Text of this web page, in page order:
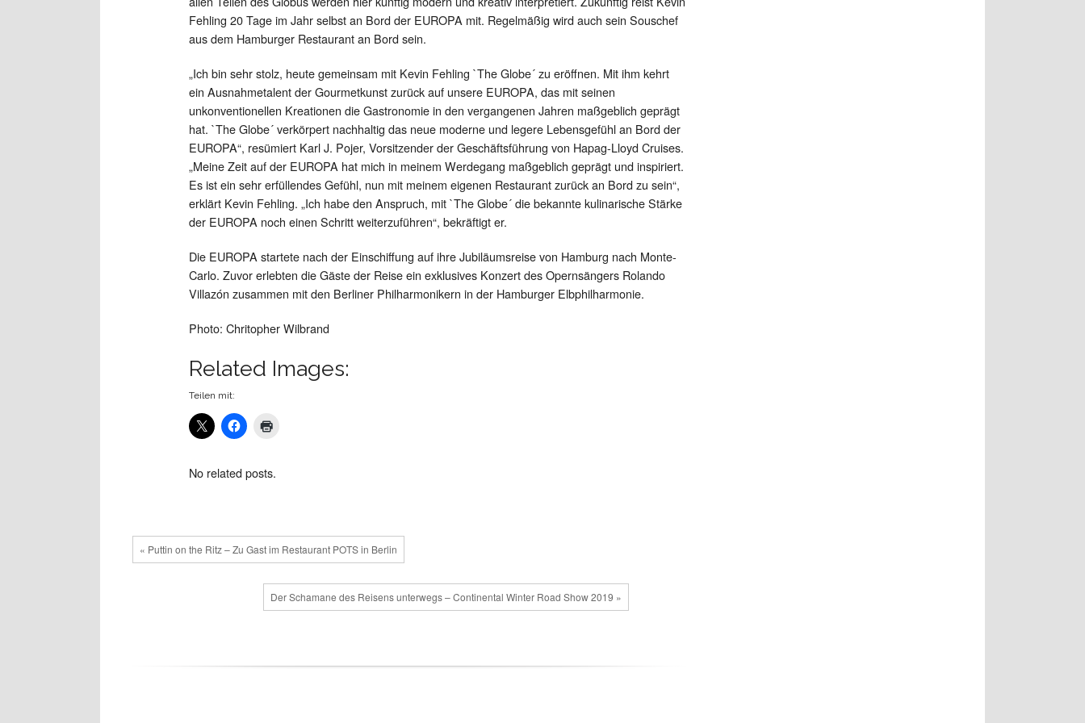
Fehling 20 Tage im Jahr selbst an Bord der EUROPA mit. Regelmäßig wird auch sein Souschef
aus dem Hamburger Restaurant an Bord sein.
„Ich bin sehr stolz, heute gemeinsam mit Kevin Fehling `The Globe´ zu eröffnen. Mit ihm kehrt
ein Ausnahmetalent der Gourmetkunst zurück auf unsere EUROPA, das mit seinen
unkonventionellen Kreationen die Gastronomie in den vergangenen Jahren maßgeblich geprägt
hat. `The Globe´ verkörpert nachhaltig das neue moderne und legere Lebensgefühl an Bord der
EUROPA“, resümiert Karl J. Pojer, Vorsitzender der Geschäftsführung von Hapag-Lloyd Cruises.
„Meine Zeit auf der EUROPA hat mich in meinem Werdegang maßgeblich geprägt und inspiriert.
Es ist ein sehr erfüllendes Gefühl, nun mit meinem eigenen Restaurant zurück an Bord zu sein“,
erklärt Kevin Fehling. „Ich habe den Anspruch, mit `The Globe´ die bekannte kulinarische Stärke
der EUROPA noch einen Schritt weiterzuführen“, bekräftigt er.
Die EUROPA startete nach der Einschiffung auf ihre Jubiläumsreise von Hamburg nach Monte-
Carlo. Zuvor erlebten die Gäste der Reise ein exklusives Konzert des Opernsängers Rolando
Villazón zusammen mit den Berliner Philharmonikern in der Hamburger Elbphilharmonie.
Photo: Chritopher Wilbrand
Related Images:
Teilen mit:
No related posts.
« Puttin on the Ritz – Zu Gast im Restaurant POTS in Berlin
Der Schamane des Reisens unterwegs – Continental Winter Road Show 2019 »